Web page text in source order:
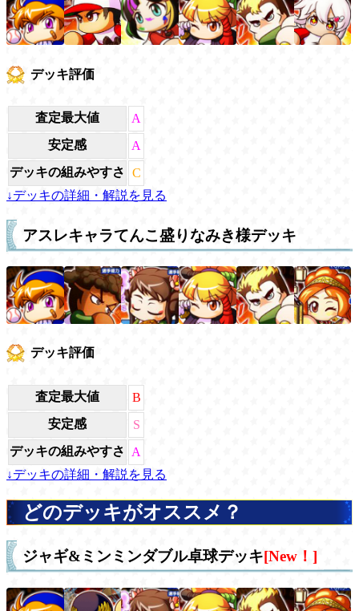
デッキ評価
査定最大値
A
安定感
A
デッキの組みやすさ
C
↓デッキの詳細・解説を見る
アスレキャラてんこ盛りなみき様デッキ
デッキ評価
査定最大値
B
安定感
S
デッキの組みやすさ
A
↓デッキの詳細・解説を見る
どのデッキがオススメ？
ジャギ&ミンミンダブル卓球デッキ[New！]